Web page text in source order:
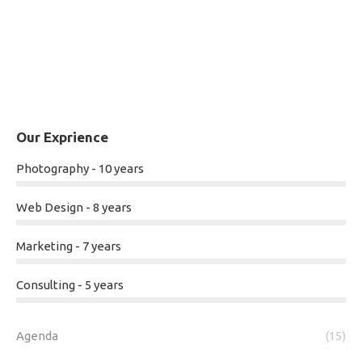
Our Exprience
Photography - 10 years
Web Design - 8 years
Marketing - 7 years
Consulting - 5 years
Agenda
(15)